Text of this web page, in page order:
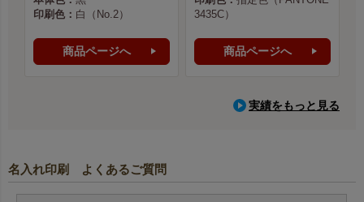
印刷色： 白（No.2）
商品ページへ
3435C）
商品ページへ
実績をもっと見る
名入れ印刷 よくあるご質問